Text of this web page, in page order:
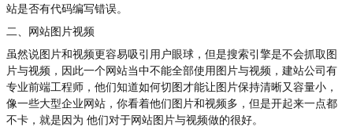
站是否有代码编写错误。
二、网站图片视频
虽然说图片和视频更容易吸引用户眼球，但是搜索引擎是不会抓取图
片与视频，因此一个网站当中不能全部使用图片与视频，建站公司有
专业前端工程师，他们知道如何切图才能让图片保持清晰又容量小，
像一些大型企业网站，你看着他们图片和视频多，但是开起来一点都
不卡，就是因为 他们对于网站图片与视频做的很好。